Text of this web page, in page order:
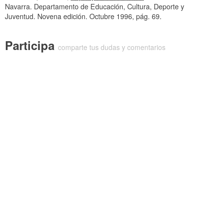
Navarra. Departamento de Educación, Cultura, Deporte y
Juventud. Novena edición. Octubre 1996, pág. 69.
Participa comparte tus dudas y comentarios